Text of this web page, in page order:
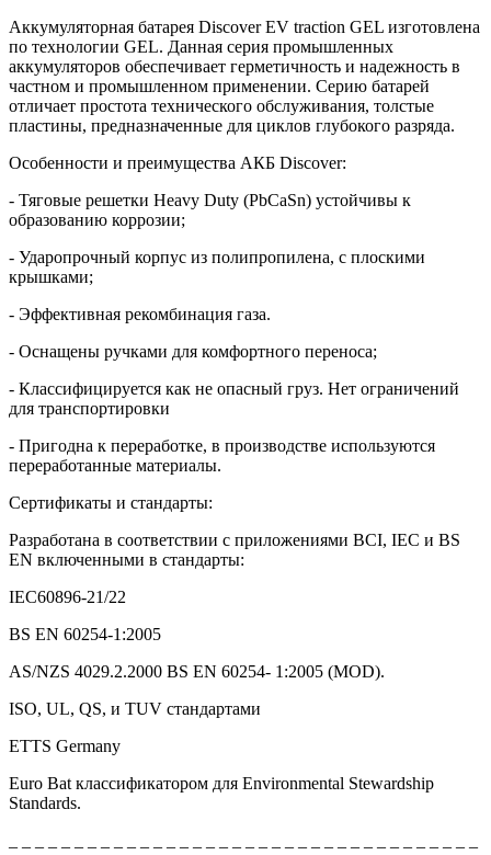
Аккумуляторная батарея Discover EV traction GEL изготовлена
по технологии GEL. Данная серия промышленных
аккумуляторов обеспечивает герметичность и надежность в
частном и промышленном применении. Серию батарей
отличает простота технического обслуживания, толстые
пластины, предназначенные для циклов глубокого разряда.
Особенности и преимущества АКБ Discover:
- Тяговые решетки Heavy Duty (PbCaSn) устойчивы к
образованию коррозии;
- Ударопрочный корпус из полипропилена, с плоскими
крышками;
- Эффективная рекомбинация газа.
- Оснащены ручками для комфортного переноса;
- Классифицируется как не опасный груз. Нет ограничений
для транспортировки
- Пригодна к переработке, в производстве используются
переработанные материалы.
Сертификаты и стандарты:
Разработана в соответствии с приложениями BCI, IEC и BS
EN включенными в стандарты:
IEC60896-21/22
BS EN 60254-1:2005
AS/NZS 4029.2.2000 BS EN 60254- 1:2005 (MOD).
ISO, UL, QS, и TUV стандартами
ETTS Germany
Euro Bat классификатором для Environmental Stewardship
Standards.